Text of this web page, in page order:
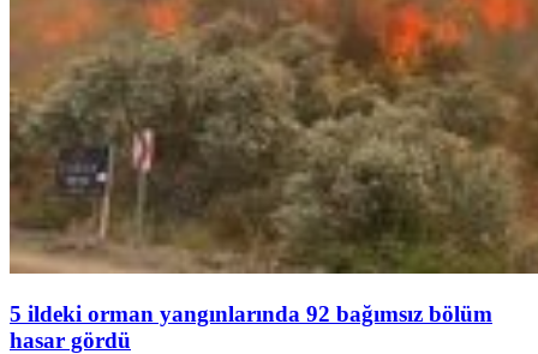
5 ildeki orman yangınlarında 92 bağımsız bölüm
hasar gördü